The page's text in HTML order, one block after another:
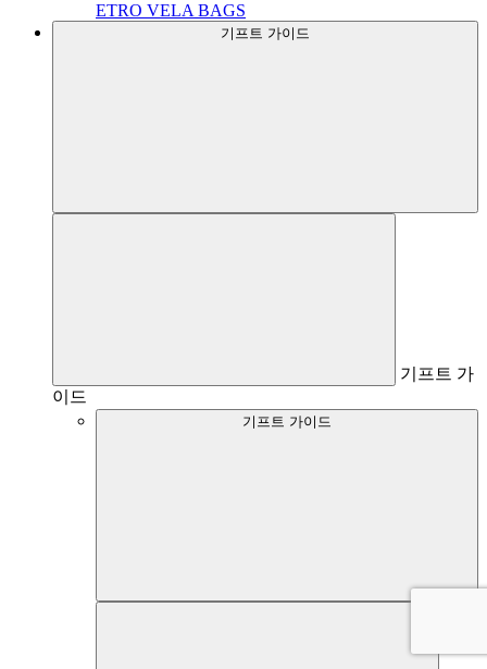
ETRO VELA BAGS
기프트 가이드
기프트 가
이드
기프트 가이드